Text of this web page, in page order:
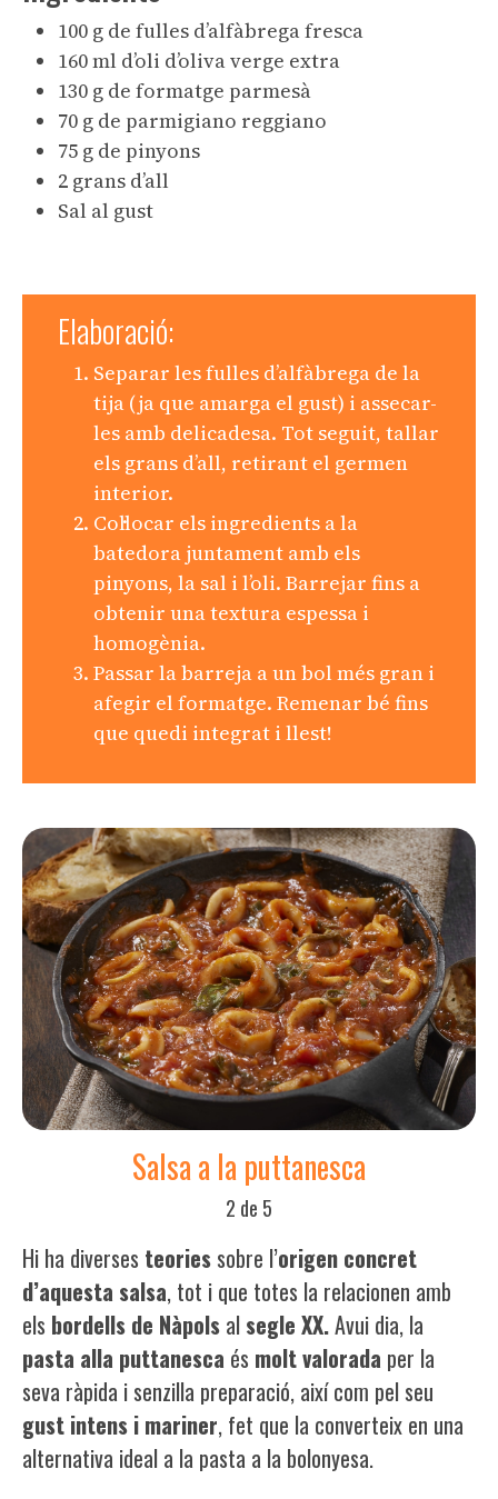
100 g de fulles d’alfàbrega fresca
160 ml d’oli d’oliva verge extra
130 g de formatge parmesà
70 g de parmigiano reggiano
75 g de pinyons
2 grans d’all
Sal al gust
Elaboració:
Separar les fulles d’alfàbrega de la
tija (ja que amarga el gust) i assecar-
les amb delicadesa. Tot seguit, tallar
els grans d’all, retirant el germen
interior.
Col·locar els ingredients a la
batedora juntament amb els
pinyons, la sal i l’oli. Barrejar fins a
obtenir una textura espessa i
homogènia.
Passar la barreja a un bol més gran i
afegir el formatge. Remenar bé fins
que quedi integrat i llest!
Salsa a la puttanesca
2 de 5
Hi ha diverses teories sobre l’origen concret
d’aquesta salsa, tot i que totes la relacionen amb
els bordells de Nàpols al segle XX.Avui dia, la
pasta alla puttanesca és molt valorada per la
seva ràpida i senzilla preparació, així com pel seu
gust intens i mariner, fet que la converteix en una
alternativa ideal a la pasta a la bolonyesa.